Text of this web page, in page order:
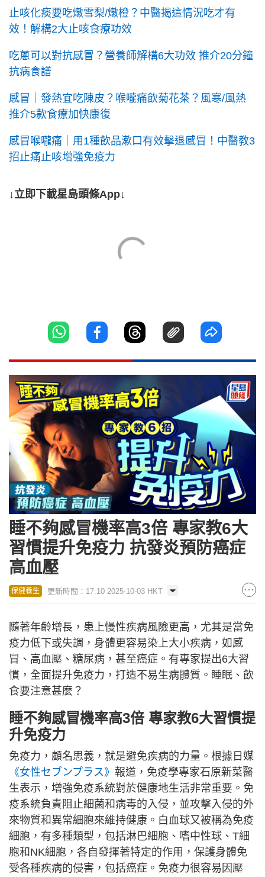
止咳化痰要吃燉雪梨/燉橙？中醫揭這情況吃才有
效！解構2大止咳食療功效
吃蔥可以對抗感冒？營養師解構6大功效 推介20分鐘
抗病食譜
感冒｜發熱宜吃陳皮？喉嚨痛飲菊花茶？風寒/風熱
推介5款食療加快康復
感冒喉嚨痛｜用1種飲品漱口有效擊退感冒！中醫教3
招止痛止咳增強免疫力
↓立即下載星島頭條App↓
睡不夠感冒機率高3倍 專家教6大
習慣提升免疫力 抗發炎預防癌症
高血壓
保健養生 更新時間：17:10 2025-10-03 HKT
隨著年齡增長，患上慢性疾病風險更高，尤其是當免
疫力低下或失調，身體更容易染上大小疾病，如感
冒、高血壓、糖尿病，甚至癌症。有專家提出6大習
慣，全面提升免疫力，打造不易生病體質。睡眠、飲
食要注意甚麼？
睡不夠感冒機率高3倍 專家教6大習慣提
升免疫力
免疫力，顧名思義，就是避免疾病的力量。根據日媒
《女性セブンプラス》 報道，免疫學專家石原新菜醫
生表示，增強免疫系統對於健康地生活非常重要。免
疫系統負責阻止細菌和病毒的入侵，並攻擊入侵的外
來物質和異常細胞來維持健康。白血球又被稱為免疫
細胞，有多種類型，包括淋巴細胞、嗜中性球、T細
胞和NK細胞，各自發揮著特定的作用，保護身體免
受各種疾病的侵害，包括癌症。免疫力很容易因壓